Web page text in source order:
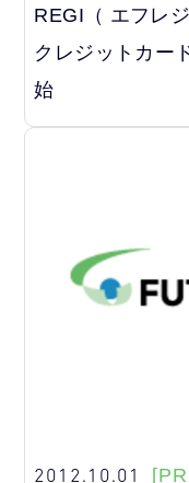
REGI（ エフレ
クレジットカー
始
2012.10.01